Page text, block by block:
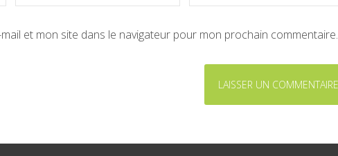
et mon site dans le navigateur pour mon prochain commentaire.